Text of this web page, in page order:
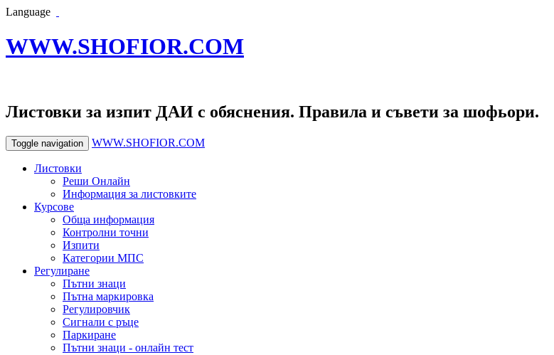
Language
WWW.SHOFIOR.COM
Листовки за изпит ДАИ с обяснения. Правила и съвети за шофьори.
Toggle navigation WWW.SHOFIOR.COM
Листовки
Реши Онлайн
Информация за листовките
Курсове
Обща информация
Контролни точни
Изпити
Категории МПС
Регулиране
Пътни знаци
Пътна маркировка
Регулировчик
Сигнали с ръце
Паркиране
Пътни знаци - онлайн тест